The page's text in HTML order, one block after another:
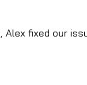
fixed our